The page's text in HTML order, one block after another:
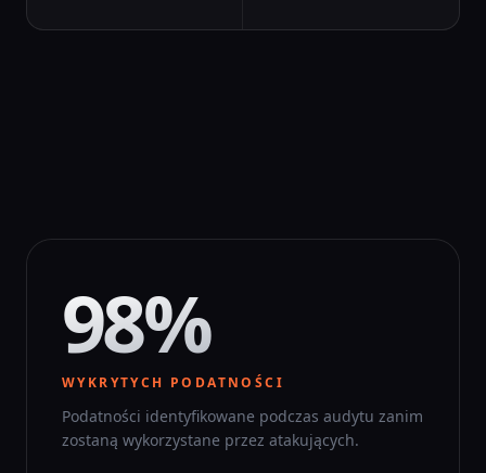
98%
WYKRYTYCH PODATNOŚCI
Podatności identyfikowane podczas audytu zanim
zostaną wykorzystane przez atakujących.